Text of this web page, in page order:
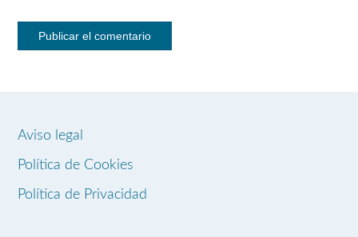
Aviso legal
Política de Cookies
Política de Privacidad